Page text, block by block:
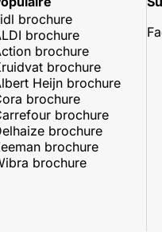
brochure
brochure
brochure
brochure
Heijn brochure
brochure
brochure
brochure
brochure
brochure